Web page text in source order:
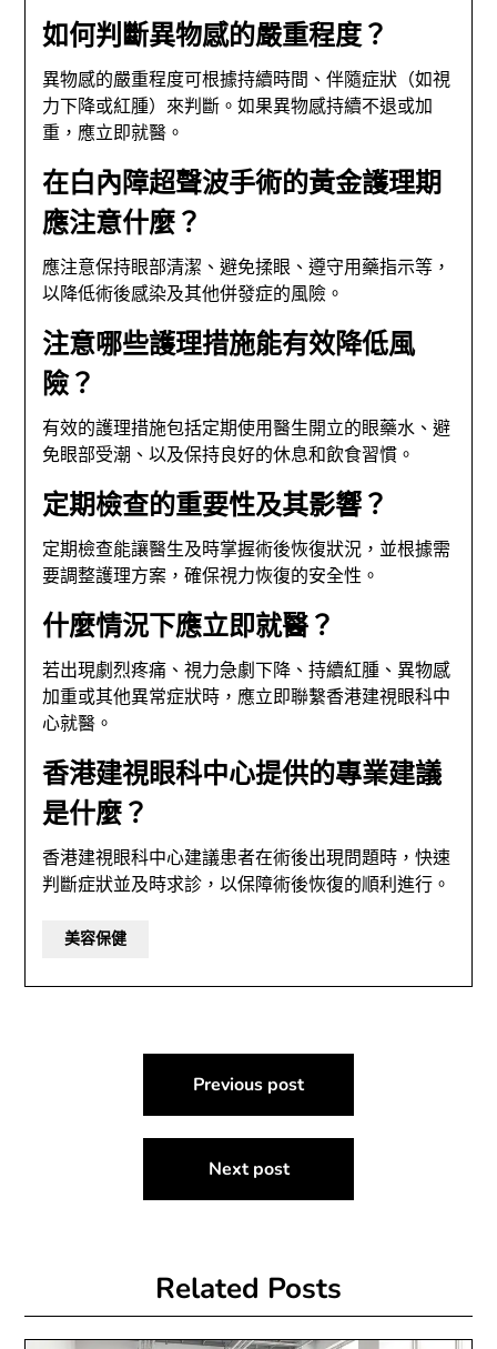
如何判斷異物感的嚴重程度？
異物感的嚴重程度可根據持續時間、伴隨症狀（如視
力下降或紅腫）來判斷。如果異物感持續不退或加
重，應立即就醫。
在白內障超聲波手術的黃金護理期
應注意什麼？
應注意保持眼部清潔、避免揉眼、遵守用藥指示等，
以降低術後感染及其他併發症的風險。
注意哪些護理措施能有效降低風
險？
有效的護理措施包括定期使用醫生開立的眼藥水、避
免眼部受潮、以及保持良好的休息和飲食習慣。
定期檢查的重要性及其影響？
定期檢查能讓醫生及時掌握術後恢復狀況，並根據需
要調整護理方案，確保視力恢復的安全性。
什麼情況下應立即就醫？
若出現劇烈疼痛、視力急劇下降、持續紅腫、異物感
加重或其他異常症狀時，應立即聯繫香港建視眼科中
心就醫。
香港建視眼科中心提供的專業建議
是什麼？
香港建視眼科中心建議患者在術後出現問題時，快速
判斷症狀並及時求診，以保障術後恢復的順利進行。
美容保健
Previous post
Next post
Related Posts